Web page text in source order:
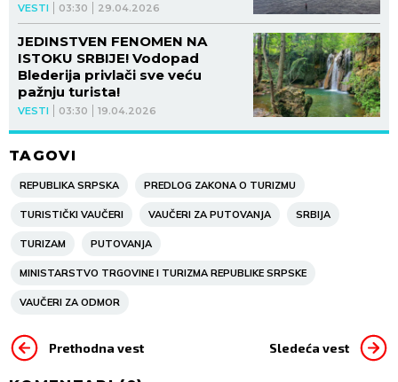
VESTI 03:30 29.04.2026
VESTI 03:30 19.04.2026
JEDINSTVEN FENOMEN NA
ISTOKU SRBIJE! Vodopad
Blederija privlači sve veću
pažnju turista!
TAGOVI
REPUBLIKA SRPSKA PREDLOG ZAKONA O TURIZMU
TURISTIČKI VAUČERI VAUČERI ZA PUTOVANJA SRBIJA
TURIZAM PUTOVANJA
MINISTARSTVO TRGOVINE I TURIZMA REPUBLIKE SRPSKE
VAUČERI ZA ODMOR
Prethodna vest Sledeća vest